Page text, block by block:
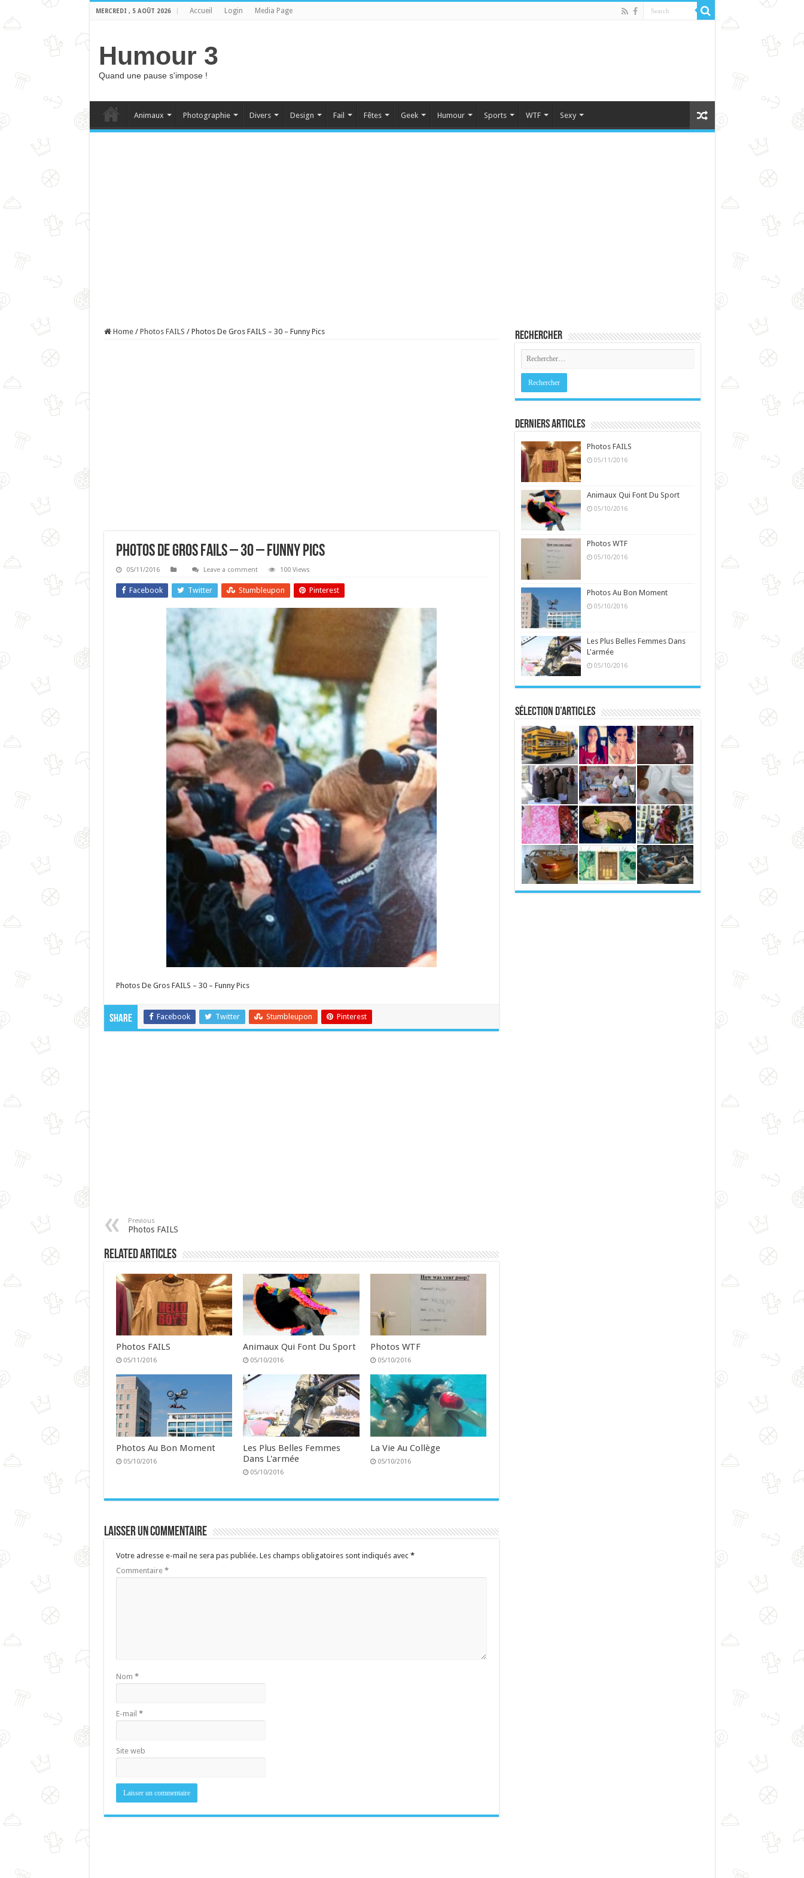
MERCREDI , 5 AOÛT 2026 Accueil Login Media Page
Humour 3
Quand une pause s'impose !
Animaux Photographie Divers Design Fail Fêtes Geek Humour Sports WTF Sexy
Home / Photos FAILS / Photos De Gros FAILS – 30 – Funny Pics
Photos De Gros FAILS – 30 – Funny Pics
05/11/2016 Leave a comment 100 Views
Facebook Twitter Stumbleupon Pinterest
Photos De Gros FAILS – 30 – Funny Pics
Share Facebook Twitter Stumbleupon Pinterest
Previous
Photos FAILS
Related Articles
Photos FAILS
05/11/2016
Animaux Qui Font Du Sport
05/10/2016
Photos WTF
05/10/2016
Photos Au Bon Moment
05/10/2016
Les Plus Belles Femmes
Dans L'armée
05/10/2016
La Vie Au Collège
05/10/2016
Laisser un commentaire
Votre adresse e-mail ne sera pas publiée. Les champs obligatoires sont indiqués avec *
Commentaire *
Nom *
E-mail *
Site web
Rechercher
Derniers Articles
Photos FAILS
05/11/2016
Animaux Qui Font Du Sport
05/10/2016
Photos WTF
05/10/2016
Photos Au Bon Moment
05/10/2016
Les Plus Belles Femmes Dans
L'armée
05/10/2016
Sélection d’articles